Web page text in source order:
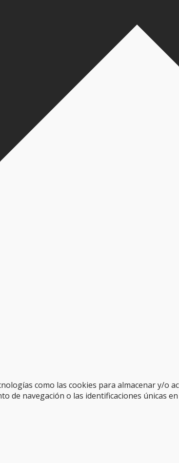
como las cookies para almacenar y/o
de navegación o las identificaciones únicas